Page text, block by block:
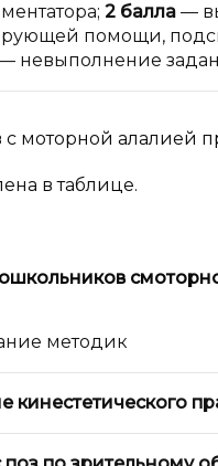
2 балла —
помощи,
невыполнение
моторной алалией
в таблице.
с
методик
кинестетического